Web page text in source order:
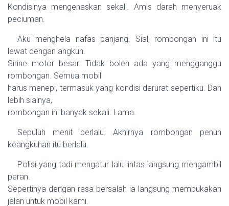
Kondisinya mengenaskan sekali. Amis darah menyeruak
peciuman.
Aku menghela nafas panjang. Sial, rombongan ini itu
lewat dengan angkuh.
Sirine motor besar. Tidak boleh ada yang mengganggu
rombongan. Semua mobil
harus menepi, termasuk yang kondisi darurat sepertiku. Dan
lebih sialnya,
rombongan ini banyak sekali. Lama.
Sepuluh menit berlalu. Akhirnya rombongan penuh
keangkuhan itu berlalu.
Polisi yang tadi mengatur lalu lintas langsung mengambil
peran.
Sepertinya dengan rasa bersalah ia langsung membukakan
jalan untuk mobil kami.